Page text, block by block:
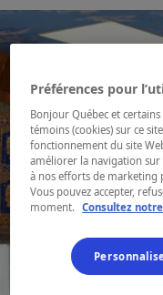
Préférences pour
Bonjour Québec et
témoins (cookies) sur ce
fonctionnement du site
améliorer la navigation
à nos efforts de marketing
Vous pouvez accepter,
moment.
Consultez